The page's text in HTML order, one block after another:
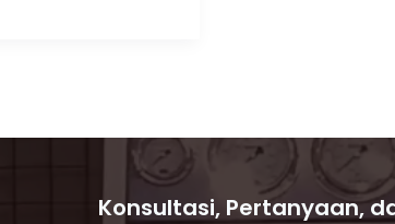
Konsultasi, Pertanyaan,